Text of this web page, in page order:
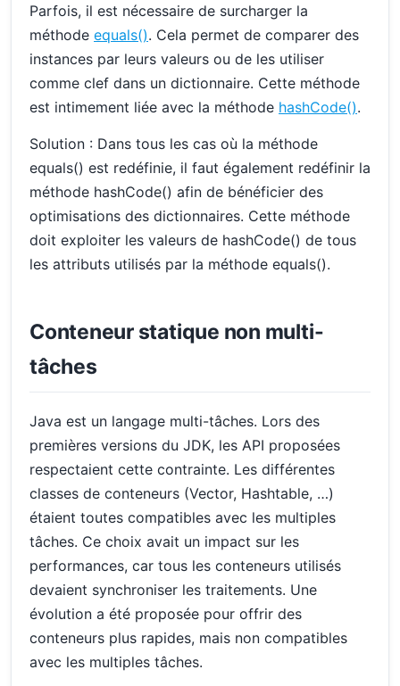
Parfois, il est nécessaire de surcharger la
méthode equals(). Cela permet de comparer des
instances par leurs valeurs ou de les utiliser
comme clef dans un dictionnaire. Cette méthode
est intimement liée avec la méthode hashCode().
Solution : Dans tous les cas où la méthode
equals() est redéfinie, il faut également redéfinir la
méthode hashCode() afin de bénéficier des
optimisations des dictionnaires. Cette méthode
doit exploiter les valeurs de hashCode() de tous
les attributs utilisés par la méthode equals().
Conteneur statique non multi-
tâches
Java est un langage multi-tâches. Lors des
premières versions du JDK, les API proposées
respectaient cette contrainte. Les différentes
classes de conteneurs (Vector, Hashtable, …)
étaient toutes compatibles avec les multiples
tâches. Ce choix avait un impact sur les
performances, car tous les conteneurs utilisés
devaient synchroniser les traitements. Une
évolution a été proposée pour offrir des
conteneurs plus rapides, mais non compatibles
avec les multiples tâches.